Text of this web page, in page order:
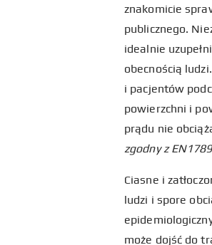
znakomicie
publicznego.
idealnie
obecnością
i pacjentów
powierzchni i
prądu nie
zgodny z
Ciasne i
ludzi i spore
może dojść do